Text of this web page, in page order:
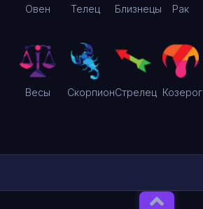
Овен Телец Близнецы Рак
Весы СкорпионСтрелец Козерог